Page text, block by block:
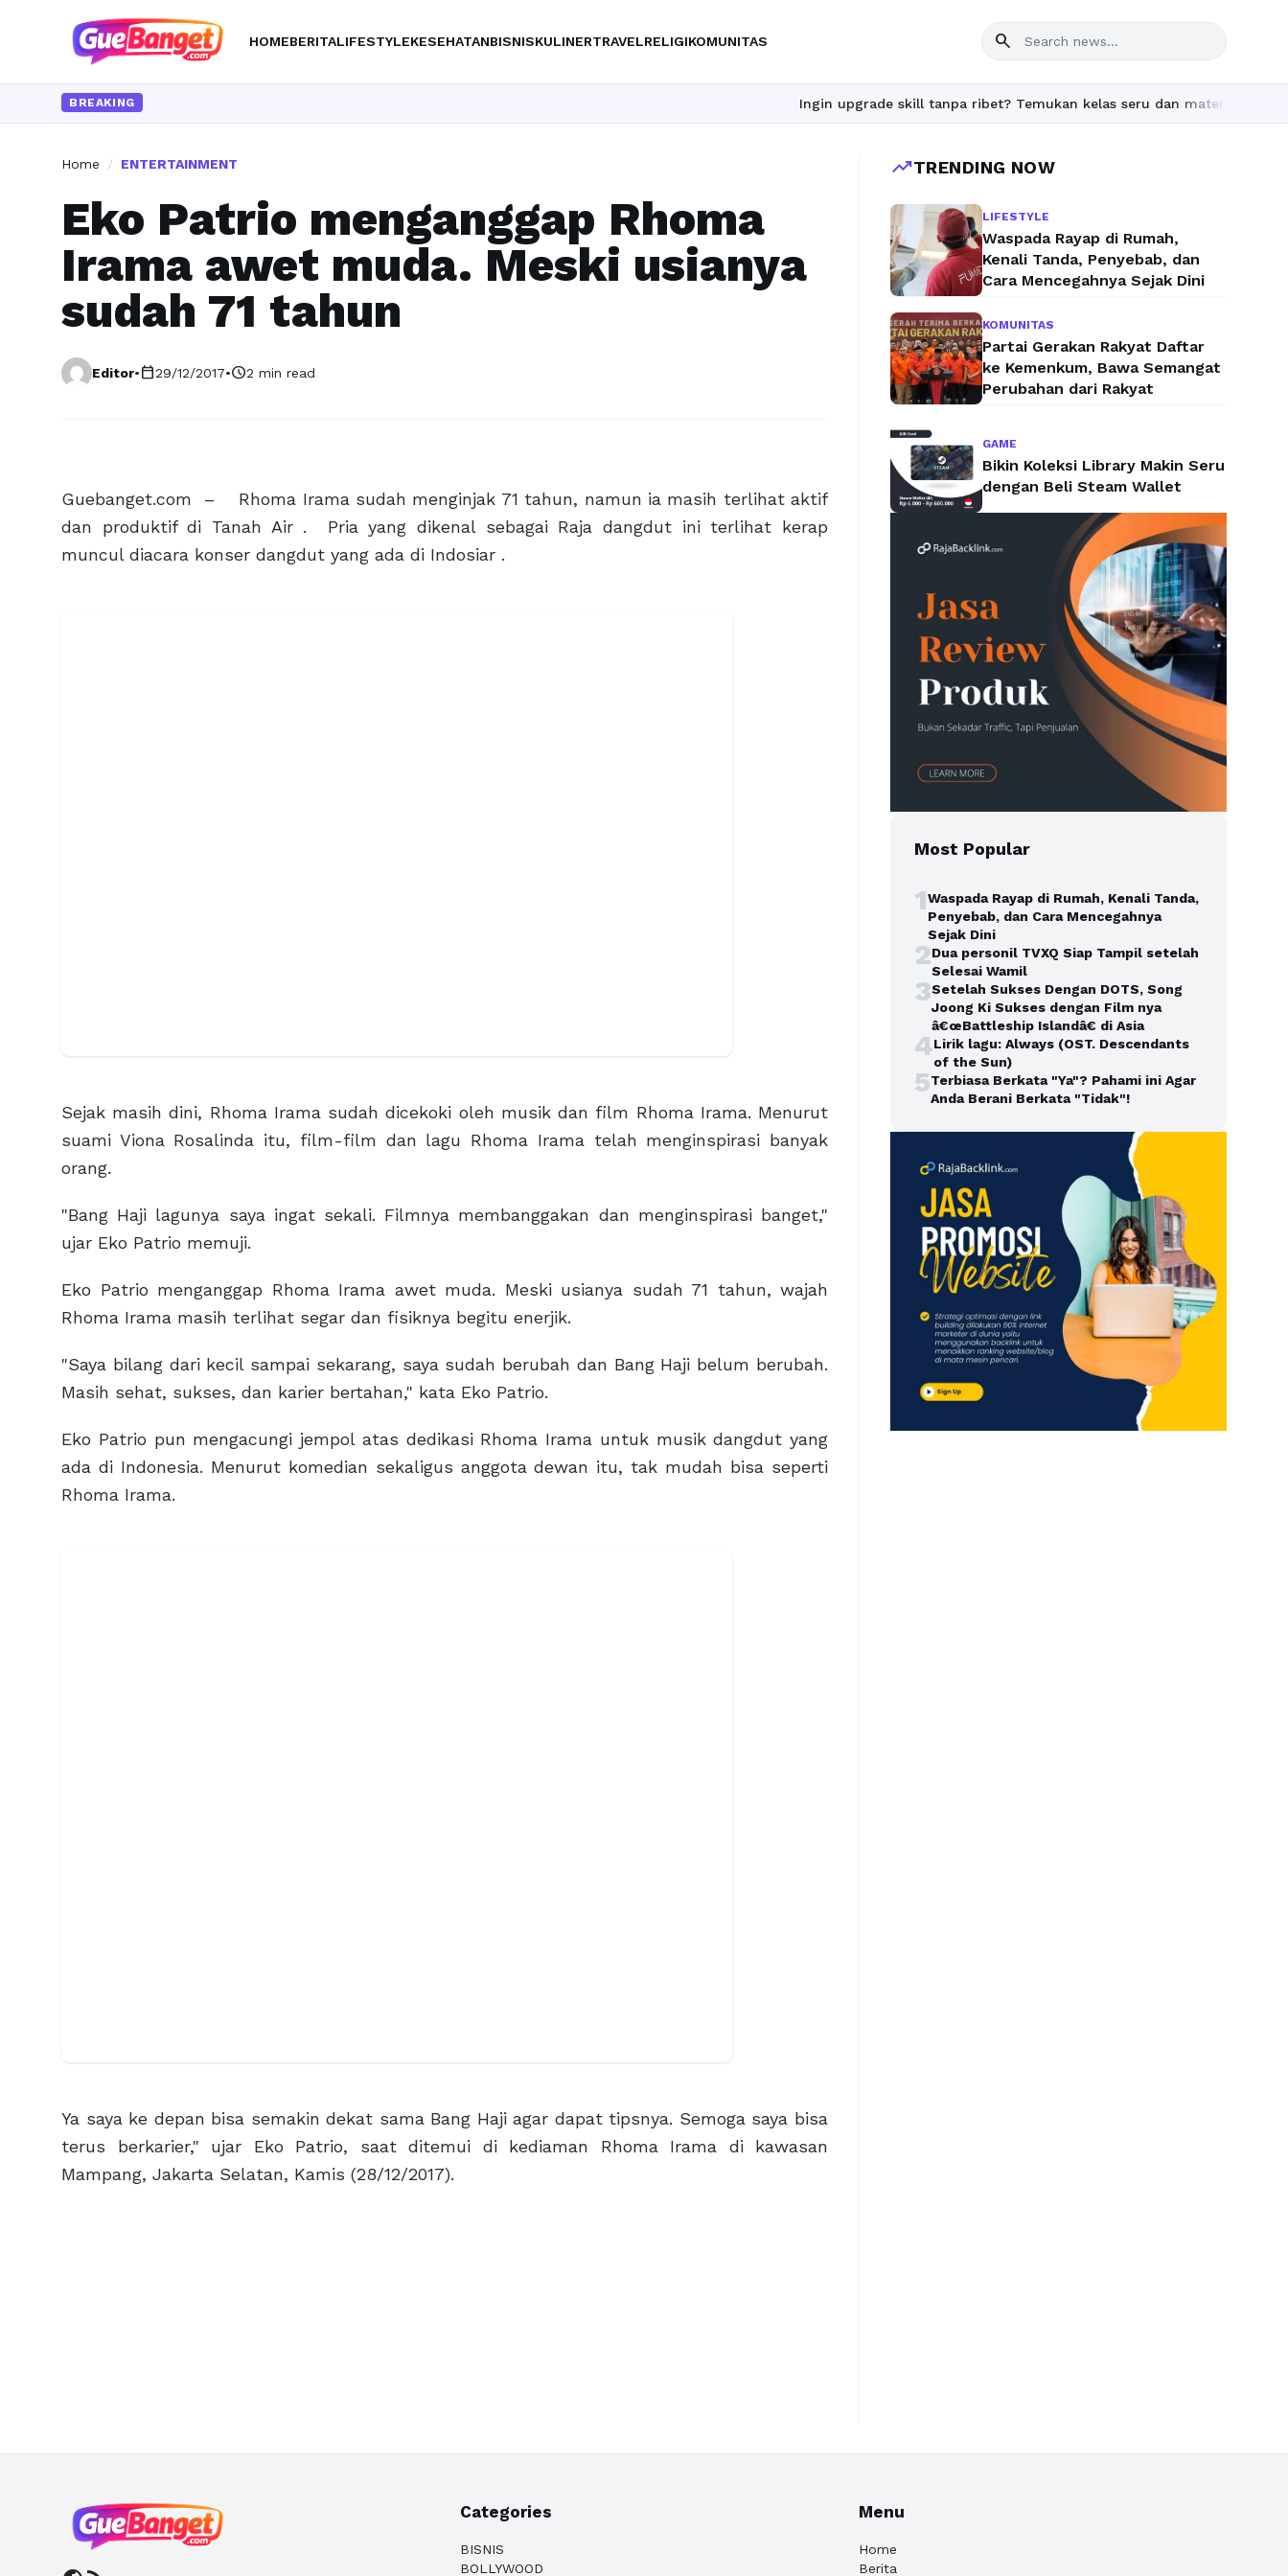
HOMEBERITALIFESTYLEKESEHATANBISNISKULINERTRAVELRELIGIKOMUNITAS search
BREAKING Ingin upgrade skill tanpa ribet? Temukan kelas seru dan materi lengkap hanya
Home / ENTERTAINMENT
Eko Patrio menganggap Rhoma
Irama awet muda. Meski usianya
sudah 71 tahun
Editor•calendar_today29/12/2017•schedule2 min read
Guebanget.com – Rhoma Irama sudah menginjak 71 tahun, namun ia masih terlihat aktif
dan produktif di Tanah Air . Pria yang dikenal sebagai Raja dangdut ini terlihat kerap
muncul diacara konser dangdut yang ada di Indosiar .
Sejak masih dini, Rhoma Irama sudah dicekoki oleh musik dan film Rhoma Irama. Menurut
suami Viona Rosalinda itu, film-film dan lagu Rhoma Irama telah menginspirasi banyak
orang.
"Bang Haji lagunya saya ingat sekali. Filmnya membanggakan dan menginspirasi banget,"
ujar Eko Patrio memuji.
Eko Patrio menganggap Rhoma Irama awet muda. Meski usianya sudah 71 tahun, wajah
Rhoma Irama masih terlihat segar dan fisiknya begitu enerjik.
"Saya bilang dari kecil sampai sekarang, saya sudah berubah dan Bang Haji belum berubah.
Masih sehat, sukses, dan karier bertahan," kata Eko Patrio.
Eko Patrio pun mengacungi jempol atas dedikasi Rhoma Irama untuk musik dangdut yang
ada di Indonesia. Menurut komedian sekaligus anggota dewan itu, tak mudah bisa seperti
Rhoma Irama.
Ya saya ke depan bisa semakin dekat sama Bang Haji agar dapat tipsnya. Semoga saya bisa
terus berkarier," ujar Eko Patrio, saat ditemui di kediaman Rhoma Irama di kawasan
Mampang, Jakarta Selatan, Kamis (28/12/2017).
trending_upTRENDING NOW
LIFESTYLE
Waspada Rayap di Rumah,
Kenali Tanda, Penyebab, dan
Cara Mencegahnya Sejak Dini
KOMUNITAS
Partai Gerakan Rakyat Daftar
ke Kemenkum, Bawa Semangat
Perubahan dari Rakyat
GAME
Bikin Koleksi Library Makin Seru
dengan Beli Steam Wallet
Most Popular
1Waspada Rayap di Rumah, Kenali Tanda,
Penyebab, dan Cara Mencegahnya
Sejak Dini
2Dua personil TVXQ Siap Tampil setelah
Selesai Wamil
3Setelah Sukses Dengan DOTS, Song
Joong Ki Sukses dengan Film nya
â€œBattleship Islandâ€ di Asia
4Lirik lagu: Always (OST. Descendants
of the Sun)
5Terbiasa Berkata "Ya"? Pahami ini Agar
Anda Berani Berkata "Tidak"!
Categories
BISNIS
BOLLYWOOD
Menu
Home
Berita